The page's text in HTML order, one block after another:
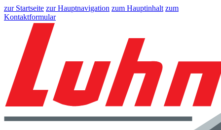
zur Startseite zur Hauptnavigation zum Hauptinhalt zum
Kontaktformular